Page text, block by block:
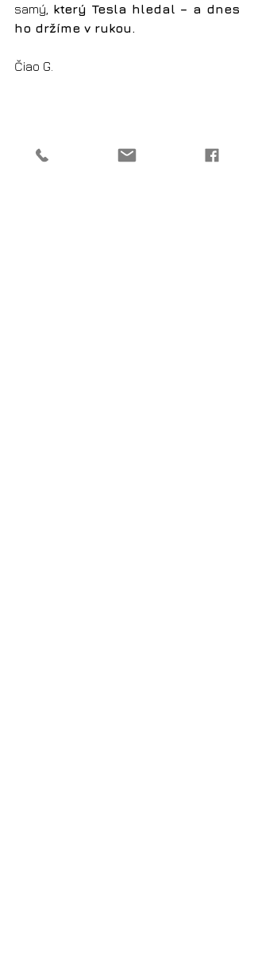
samý,
který Tesla hledal – a dnes
ho držíme v rukou.
Čiao G.